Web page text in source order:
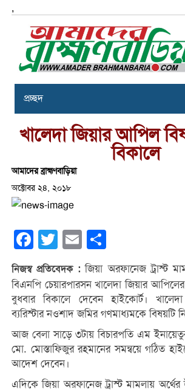
,
প্রচ্ছদ
খালেদা জিয়ার আপিল
বিকালে
আমাদের ব্রাহ্মণবাড়িয়া
অক্টোবর ২৪, ২০১৮
Facebook
Twitter Email
নিজস্ব প্রতিবেদক :জিয়া অরফানেজ ট্রাস্ট
বিএনপি চেয়ারপারসন খালেদা জিয়ার
বুধবার বিকালে দেবেন হাইকোর্ট।
ব্যরিস্টার নওশাদ জমির গণমাধ্যমকে বিষয়টি
আজ বেলা সাড়ে ৩টায় বিচারপতি এম
মো. মোস্তাফিজুর রহমানের সমন্বয়ে গঠিত
আদেশ দেবেন।
এদিকে জিয়া অরফানেজ ট্রাস্ট মামলায় অর্থের